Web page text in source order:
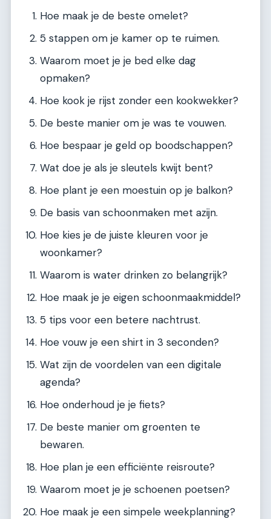
Hoe maak je de beste omelet?
5 stappen om je kamer op te ruimen.
Waarom moet je je bed elke dag
opmaken?
Hoe kook je rijst zonder een kookwekker?
De beste manier om je was te vouwen.
Hoe bespaar je geld op boodschappen?
Wat doe je als je sleutels kwijt bent?
Hoe plant je een moestuin op je balkon?
De basis van schoonmaken met azijn.
Hoe kies je de juiste kleuren voor je
woonkamer?
Waarom is water drinken zo belangrijk?
Hoe maak je je eigen schoonmaakmiddel?
5 tips voor een betere nachtrust.
Hoe vouw je een shirt in 3 seconden?
Wat zijn de voordelen van een digitale
agenda?
Hoe onderhoud je je fiets?
De beste manier om groenten te
bewaren.
Hoe plan je een efficiënte reisroute?
Waarom moet je je schoenen poetsen?
Hoe maak je een simpele weekplanning?